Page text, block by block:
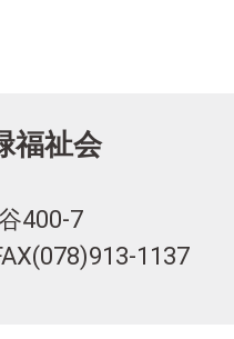
福祉会
400-7
1137